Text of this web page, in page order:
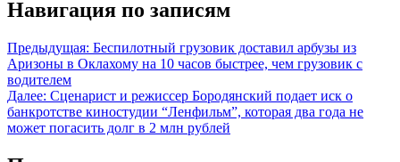
Навигация по записям
Предыдущая: Беспилотный грузовик доставил арбузы из
Аризоны в Оклахому на 10 часов быстрее, чем грузовик с
водителем
Далее: Сценарист и режиссер Бородянский подает иск о
банкротстве киностудии “Ленфильм”, которая два года не
может погасить долг в 2 млн рублей